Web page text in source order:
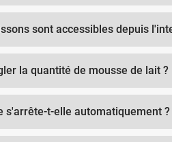
sont accessibles depuis
la quantité de mousse de lait ?
s'arrête-t-elle automatiquement ?